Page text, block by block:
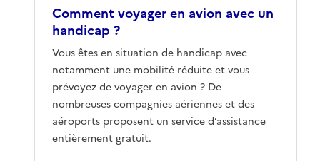
Comment voyager en avion avec un
handicap ?
Vous êtes en situation de handicap avec
notamment une mobilité réduite et vous
prévoyez de voyager en avion ? De
nombreuses compagnies aériennes et des
aéroports proposent un service d’assistance
entièrement gratuit.